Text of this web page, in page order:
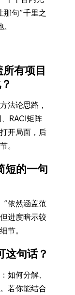
句“千里之
有项目
法论思路，
RACI矩阵
开局面，后
。
短的一句
”依然涵盖范
进度暗示较
节。
这句话？
如何分解、
若你能结合